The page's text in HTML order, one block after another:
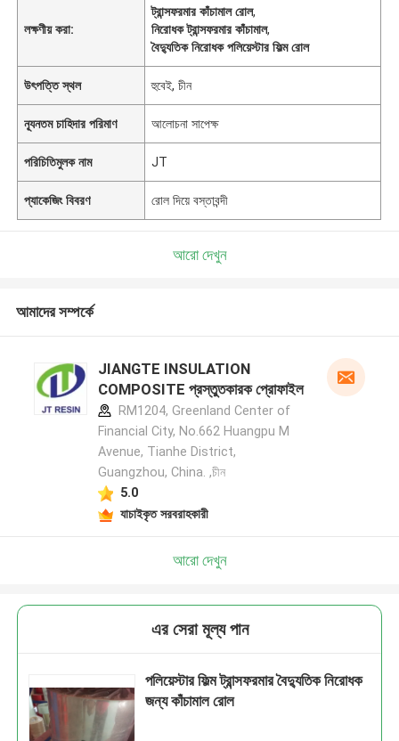
লক্ষণীয় করা:
ট্রান্সফরমার কাঁচামাল রোল,
নিরোধক ট্রান্সফরমার কাঁচামাল,
বৈদ্যুতিক নিরোধক পলিয়েস্টার ফিল্ম রোল
উৎপত্তি স্থল হুবেই, চীন
ন্যূনতম চাহিদার পরিমাণ আলোচনা সাপেক্ষ
পরিচিতিমুলক নাম JT
প্যাকেজিং বিবরণ রোল দিয়ে বস্তাবন্দী
আরো দেখুন
আমাদের সম্পর্কে
JIANGTE INSULATION
COMPOSITE প্রস্তুতকারক প্রোফাইল
RM1204, Greenland Center of
Financial City, No.662 Huangpu M
Avenue, Tianhe District,
Guangzhou, China. ,চীন
5.0
যাচাইকৃত সরবরাহকারী
আরো দেখুন
এর সেরা মূল্য পান
পলিয়েস্টার ফিল্ম ট্রান্সফরমার বৈদ্যুতিক নিরোধক
জন্য কাঁচামাল রোল